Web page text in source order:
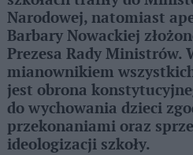
Narodowej, natomiast
Barbary Nowackiej
Prezesa Rady Ministrów.
mianownikiem
jest obrona
do wychowania dzieci
przekonaniami oraz
ideologizacji szkoły.